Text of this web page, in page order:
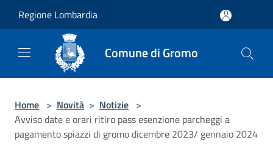
Regione Lombardia
Comune di Gromo
Home > Novità > Notizie >
Avviso date e orari ritiro pass esenzione parcheggi a
pagamento spiazzi di gromo dicembre 2023/ gennaio 2024